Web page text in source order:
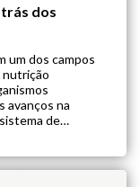
dos
um dos campos
nutrição
avanços na
de